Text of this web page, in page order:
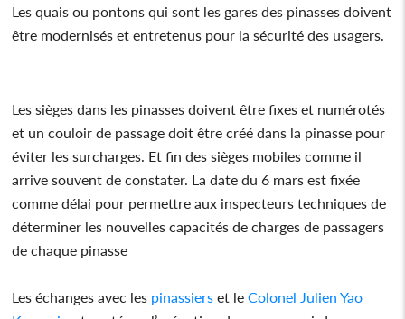
Les quais ou pontons qui sont les gares des pinasses doivent
être modernisés et entretenus pour la sécurité des usagers.
Les sièges dans les pinasses doivent être fixes et numérotés
et un couloir de passage doit être créé dans la pinasse pour
éviter les surcharges. Et fin des sièges mobiles comme il
arrive souvent de constater. La date du 6 mars est fixée
comme délai pour permettre aux inspecteurs techniques de
déterminer les nouvelles capacités de charges de passagers
de chaque pinasse
Les échanges avec les pinassiers et leColonel Julien Yao